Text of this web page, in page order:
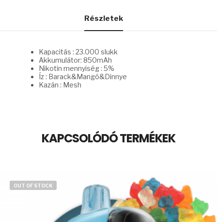
Részletek
Kapacitás : 23.000 slukk
Akkumulátor: 850mAh
Nikotin mennyiség : 5%
Íz : Barack&Mangó&Dinnye
Kazán : Mesh
KAPCSOLÓDÓ TERMÉKEK
OUT OF STOCK